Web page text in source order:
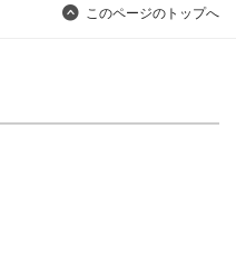
このページのトップへ